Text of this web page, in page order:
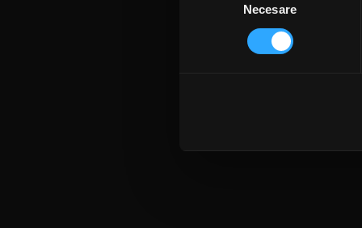
Găsiți mai multe informații
Vă puteți modifica sau
traficul. De asemenea, le
care folosiți site-ul nostru.
consimțământului
Necesare